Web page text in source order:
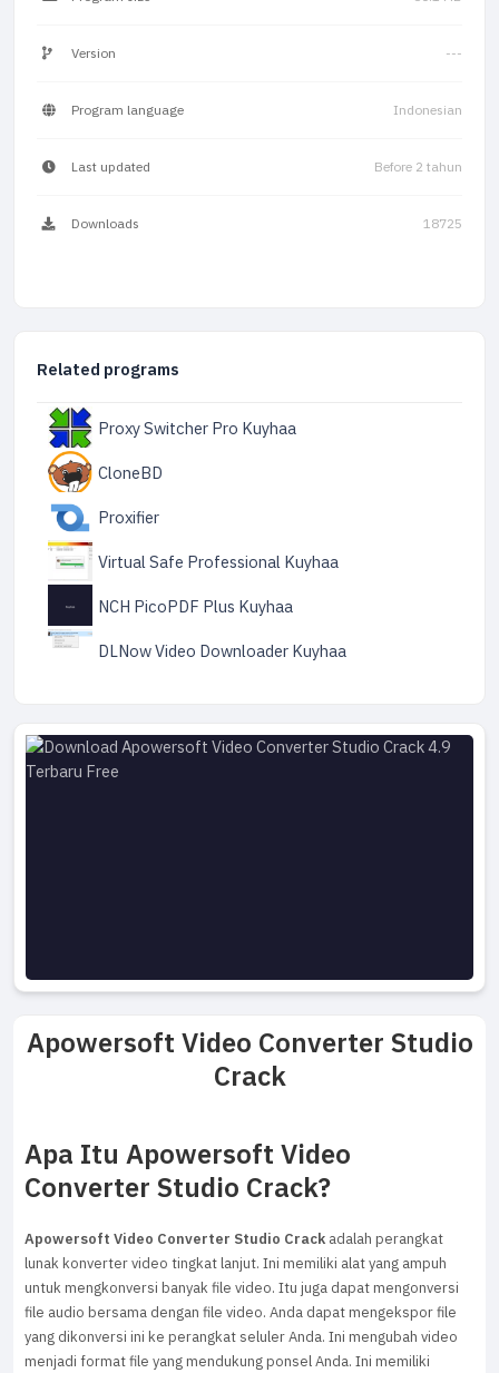
Apowersoft Video Converter Studio
Crack
Apa Itu Apowersoft Video
Converter Studio Crack?
Apowersoft Video Converter Studio Crack adalah perangkat
lunak konverter video tingkat lanjut. Ini memiliki alat yang ampuh
untuk mengkonversi banyak file video. Itu juga dapat mengonversi
file audio bersama dengan file video. Anda dapat mengekspor file
yang dikonversi ini ke perangkat seluler Anda. Ini mengubah video
menjadi format file yang mendukung ponsel Anda. Ini memiliki
Version ---
Program language Indonesian
Last updated Before 2 tahun
Downloads 18725
Related programs
Proxy Switcher Pro Kuyhaa
CloneBD
Proxifier
Virtual Safe Professional Kuyhaa
NCH PicoPDF Plus Kuyhaa
DLNow Video Downloader Kuyhaa